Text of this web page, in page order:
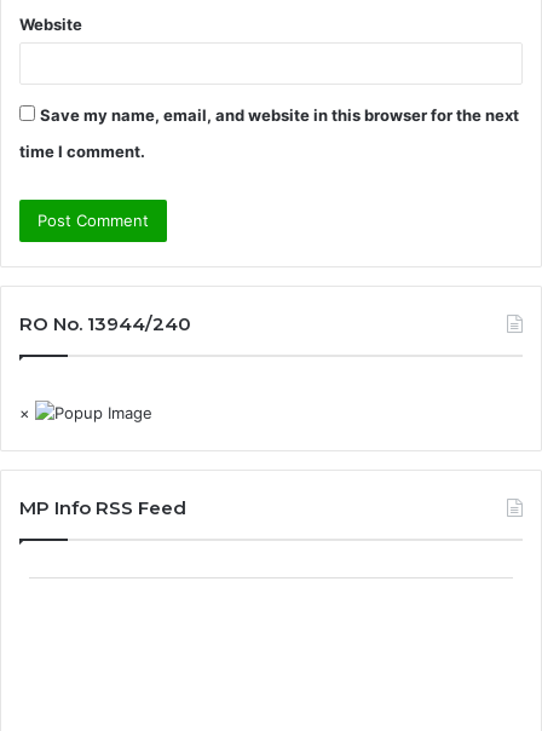
Website
Save my name, email, and website in this browser for the next
time I comment.
RO No. 13944/240
×
MP Info RSS Feed